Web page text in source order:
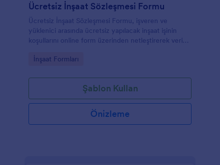
Ücretsiz İnşaat Sözleşmesi Formu
Ücretsiz İnşaat Sözleşmesi Formu, işveren ve
yüklenici arasında ücretsiz yapılacak inşaat işinin
koşullarını online form üzerinden netleştirerek veri
Go to Category:
İnşaat Formları
Şablon Kullan
Önizleme